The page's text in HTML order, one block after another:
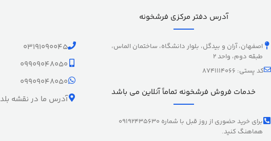
آدرس دفتر مرکزی فرشخونه
اصفهان، آران و بیدگل، بلوار دانشگاه، ساختمان الماس،
طبقه دوم، واحد 2
کد پستی: 8741114066
خدمات فروش فرشخونه تماماً آنلاین می باشد
برای خرید حضوری از روز قبل با شماره 09192435630
هماهنگ کنید.
03191090045
09909048050
09909048050
آدرس ما در نقشه بلد